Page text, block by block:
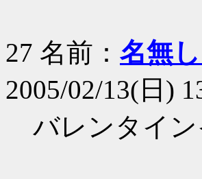
27 名前： 名無
2005/02/13(日)
バレンタイ